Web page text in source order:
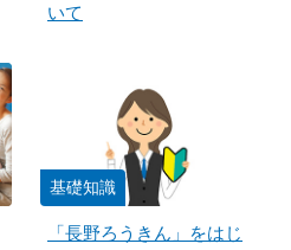
いて
基礎知識
「長野ろうきん」をはじ